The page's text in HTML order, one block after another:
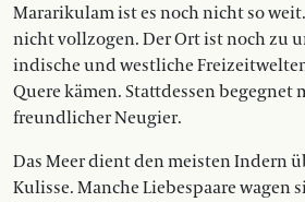
Mararikulam ist es noch nicht so
nicht vollzogen. Der Ort ist noch zu
indische und westliche
Quere kämen. Stattdessen begegnet
freundlicher Neugier.
Das Meer dient den meisten Indern
Kulisse. Manche Liebespaare wagen